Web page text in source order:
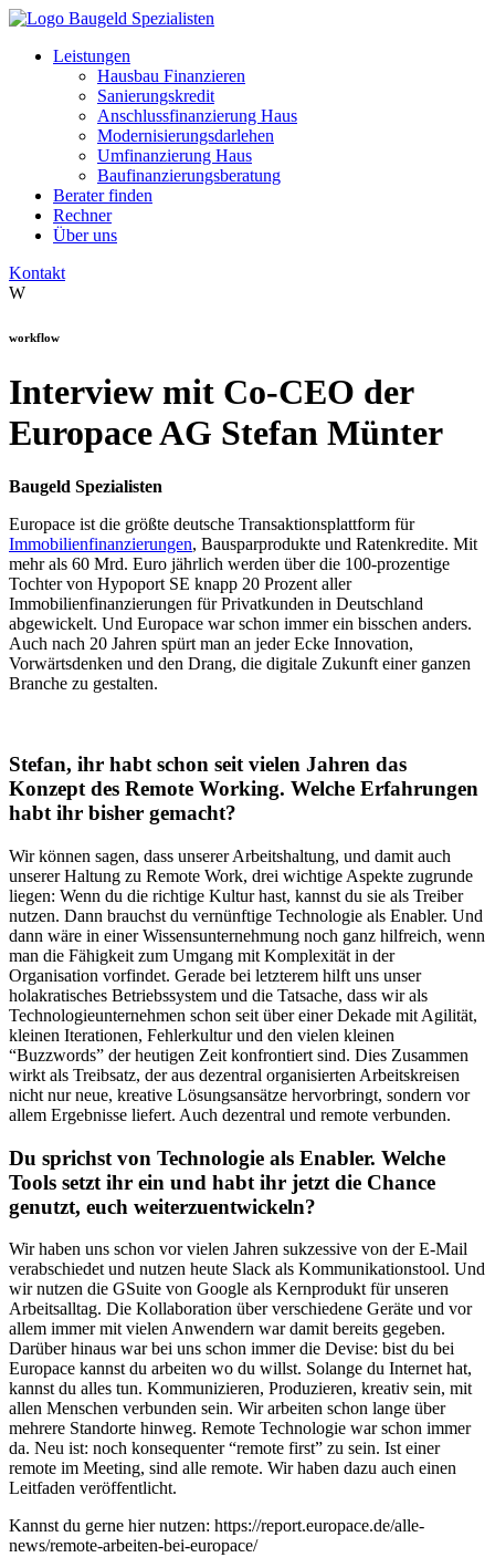
Leistungen
Hausbau Finanzieren
Sanierungskredit
Anschlussfinanzierung Haus
Modernisierungsdarlehen
Umfinanzierung Haus
Baufinanzierungsberatung
Berater finden
Rechner
Über uns
Kontakt
W
workflow
Interview mit Co-CEO der
Europace AG Stefan Münter
Baugeld Spezialisten
Europace ist die größte deutsche Transaktionsplattform für
Immobilienfinanzierungen, Bausparprodukte und Ratenkredite. Mit
mehr als 60 Mrd. Euro jährlich werden über die 100-prozentige
Tochter von Hypoport SE knapp 20 Prozent aller
Immobilienfinanzierungen für Privatkunden in Deutschland
abgewickelt. Und Europace war schon immer ein bisschen anders.
Auch nach 20 Jahren spürt man an jeder Ecke Innovation,
Vorwärtsdenken und den Drang, die digitale Zukunft einer ganzen
Branche zu gestalten.
Stefan, ihr habt schon seit vielen Jahren das
Konzept des Remote Working. Welche Erfahrungen
habt ihr bisher gemacht?
Wir können sagen, dass unserer Arbeitshaltung, und damit auch
unserer Haltung zu Remote Work, drei wichtige Aspekte zugrunde
liegen: Wenn du die richtige Kultur hast, kannst du sie als Treiber
nutzen. Dann brauchst du vernünftige Technologie als Enabler. Und
dann wäre in einer Wissensunternehmung noch ganz hilfreich, wenn
man die Fähigkeit zum Umgang mit Komplexität in der
Organisation vorfindet. Gerade bei letzterem hilft uns unser
holakratisches Betriebssystem und die Tatsache, dass wir als
Technologieunternehmen schon seit über einer Dekade mit Agilität,
kleinen Iterationen, Fehlerkultur und den vielen kleinen
“Buzzwords” der heutigen Zeit konfrontiert sind. Dies Zusammen
wirkt als Treibsatz, der aus dezentral organisierten Arbeitskreisen
nicht nur neue, kreative Lösungsansätze hervorbringt, sondern vor
allem Ergebnisse liefert. Auch dezentral und remote verbunden.
Du sprichst von Technologie als Enabler. Welche
Tools setzt ihr ein und habt ihr jetzt die Chance
genutzt, euch weiterzuentwickeln?
Wir haben uns schon vor vielen Jahren sukzessive von der E-Mail
verabschiedet und nutzen heute Slack als Kommunikationstool. Und
wir nutzen die GSuite von Google als Kernprodukt für unseren
Arbeitsalltag. Die Kollaboration über verschiedene Geräte und vor
allem immer mit vielen Anwendern war damit bereits gegeben.
Darüber hinaus war bei uns schon immer die Devise: bist du bei
Europace kannst du arbeiten wo du willst. Solange du Internet hat,
kannst du alles tun. Kommunizieren, Produzieren, kreativ sein, mit
allen Menschen verbunden sein. Wir arbeiten schon lange über
mehrere Standorte hinweg. Remote Technologie war schon immer
da. Neu ist: noch konsequenter “remote first” zu sein. Ist einer
remote im Meeting, sind alle remote. Wir haben dazu auch einen
Leitfaden veröffentlicht.
Kannst du gerne hier nutzen: https://report.europace.de/alle-
news/remote-arbeiten-bei-europace/